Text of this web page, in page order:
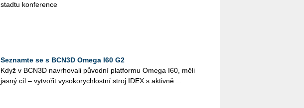
sta­d­tu kon­fe­ren­ce
Seznamte se s BCN3D Omega I60 G2
Když v BCN3D na­vr­ho­va­li pů­vod­ní plat­for­mu Omega I60, měli
jasný cíl – vy­tvo­řit vy­so­ko­rych­lost­ní stroj IDEX s ak­tiv­ně ...